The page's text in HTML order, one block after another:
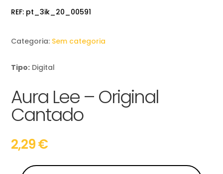
REF: pt_3ik_20_00591
Categoria: Sem categoria
Tipo: Digital
Aura Lee – Original
Cantado
2,29€